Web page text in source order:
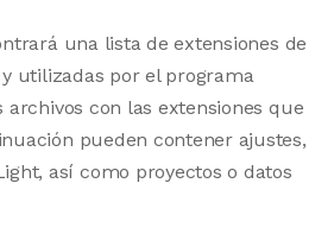
una lista de extensiones de
utilizadas por el programa
archivos con las extensiones que
pueden contener ajustes,
así como proyectos o datos